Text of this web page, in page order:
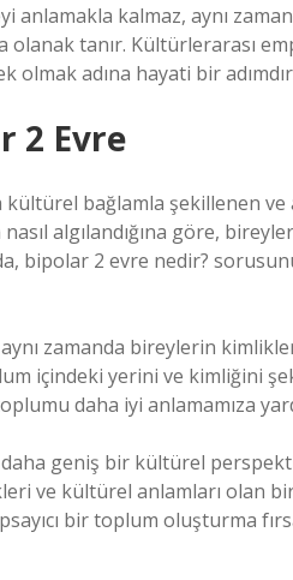
kalmaz, aynı
olanak tanır. Kültürlerarası
adına hayati bir
2 Evre
kültürel bağlamla şekillenen
algılandığına göre,
bipolar 2 evre nedir?
zamanda bireylerin
içindeki yerini ve kimliğini
daha iyi anlamamıza
geniş bir kültürel
ve kültürel anlamları olan
bir toplum oluşturma